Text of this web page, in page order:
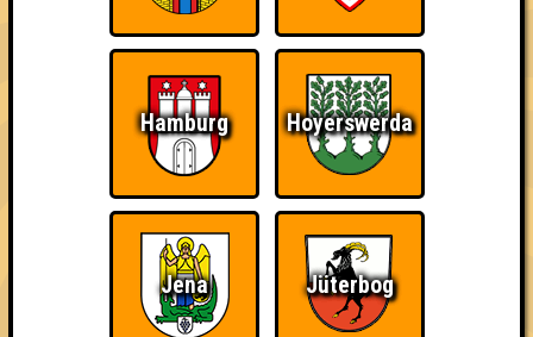
Quizveteran
Wir sind immer bei
Nerven aus Stahl
Hamburg Hoyerswerda
Jena Jüterbog